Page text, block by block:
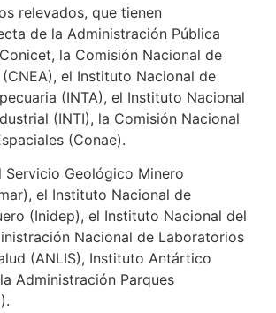
relevados, que tienen
de la Administración Pública
la Comisión Nacional de
el Instituto Nacional de
(INTA), el Instituto Nacional
(INTI), la Comisión Nacional
(Conae).
Servicio Geológico Minero
el Instituto Nacional de
(Inidep), el Instituto Nacional del
Nacional de Laboratorios
(ANLIS), Instituto Antártico
Administración Parques